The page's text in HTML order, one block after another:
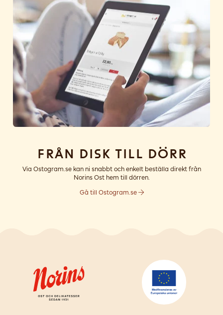
Från disk till dörr
Via Ostogram.se kan ni snabbt och enkelt beställa direkt från
Norins Ost hem till dörren.
Gå till Ostogram.se